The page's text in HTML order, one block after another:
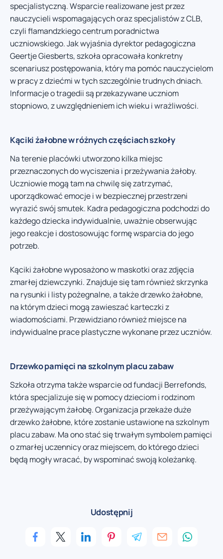
specjalistyczną. Wsparcie realizowane jest przez
nauczycieli wspomagających oraz specjalistów z CLB,
czyli flamandzkiego centrum poradnictwa
uczniowskiego. Jak wyjaśnia dyrektor pedagogiczna
Geertje Giesberts, szkoła opracowała konkretny
scenariusz postępowania, który ma pomóc nauczycielom
w pracy z dziećmi w tych szczególnie trudnych dniach.
Informacje o tragedii są przekazywane uczniom
stopniowo, z uwzględnieniem ich wieku i wrażliwości.
Kąciki żałobne w różnych częściach szkoły
Na terenie placówki utworzono kilka miejsc
przeznaczonych do wyciszenia i przeżywania żałoby.
Uczniowie mogą tam na chwilę się zatrzymać,
uporządkować emocje i w bezpiecznej przestrzeni
wyrazić swój smutek. Kadra pedagogiczna podchodzi do
każdego dziecka indywidualnie, uważnie obserwując
jego reakcje i dostosowując formę wsparcia do jego
potrzeb.
Kąciki żałobne wyposażono w maskotki oraz zdjęcia
zmarłej dziewczynki. Znajduje się tam również skrzynka
na rysunki i listy pożegnalne, a także drzewko żałobne,
na którym dzieci mogą zawieszać karteczki z
wiadomościami. Przewidziano również miejsce na
indywidualne prace plastyczne wykonane przez uczniów.
Drzewko pamięci na szkolnym placu zabaw
Szkoła otrzyma także wsparcie od fundacji Berrefonds,
która specjalizuje się w pomocy dzieciom i rodzinom
przeżywającym żałobę. Organizacja przekaże duże
drzewko żałobne, które zostanie ustawione na szkolnym
placu zabaw. Ma ono stać się trwałym symbolem pamięci
o zmarłej uczennicy oraz miejscem, do którego dzieci
będą mogły wracać, by wspominać swoją koleżankę.
Udostępnij